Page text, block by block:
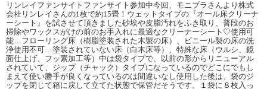
リンレイファンサイトファンサイト参加中今回、モニプラさんより株式
会社リンレイさんの1枚で約15畳！ウェットタイプの『オール床クリーナ
ーシート』を試させて頂きました砂埃や皮脂汚れをふき取り、普段のお
掃除やワックスがけの前のお手入れに最適なクリーナーシート♡使用可
能…フローリング床（樹脂塗装された木製の床）、ビニール製の床の洗
浄使用不可…塗装されていない床（白木床等）、特殊な床（ウルシ、鏡
面仕上げ、フッ素加工等）中は袋タイプで、以前の形からリニューアル
されていて、ジップ（チャック）タイプになっているのでどこにでもし
まえて使い勝手が良くなっているのは間違いなし使用した後は、袋のジ
ップを閉じて箱に戻して立てた状態で保管だそうです。１袋に８枚入っ